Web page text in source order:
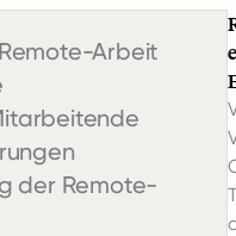
Arbeit
der Remote-